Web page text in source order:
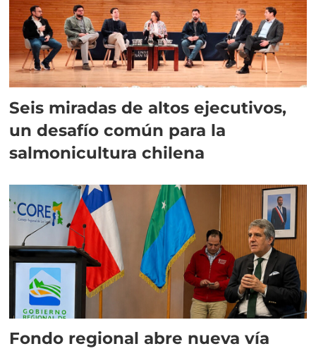
Seis miradas de altos ejecutivos,
un desafío común para la
salmonicultura chilena
Fondo regional abre nueva vía